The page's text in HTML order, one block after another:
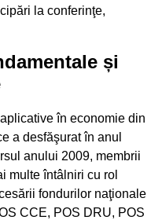
la conferinţe,
și
în economie din
a desfăşurat în anul
anului 2009, membrii
multe întâlniri cu rol
fondurilor naţionale
CCE, POS DRU, POS